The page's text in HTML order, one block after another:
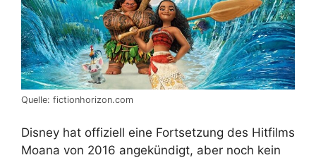
Quelle: fictionhorizon.com
Disney hat offiziell eine Fortsetzung des Hitfilms
Moana von 2016 angekündigt, aber noch kein